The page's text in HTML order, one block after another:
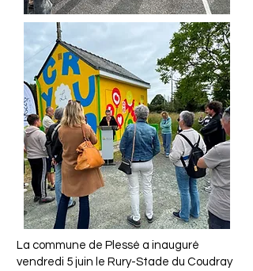
La commune de Plessé a inauguré
vendredi 5 juin le Rury-Stade du Coudray